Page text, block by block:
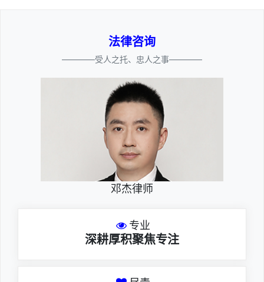
法律咨询
————受人之托、忠人之事————
邓杰律师
专业
深耕厚积聚焦专注